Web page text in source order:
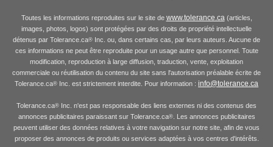
Toutes les informations reproduites sur le site de www.tolerance.ca (articles,
images, photos, logos) sont protégées par des droits de propriété intellectuelle
détenus par Tolerance.ca® Inc. ou, dans certains cas, par leurs auteurs. Aucune de
ces informations ne peut être reproduite pour un usage autre que personnel. Toute
modification, reproduction à large diffusion, traduction, vente, exploitation
commerciale ou réutilisation du contenu du site sans l'autorisation préalable écrite de
Tolerance.ca® Inc. est strictement interdite. Pour information : info@tolerance.ca
Tolerance.ca® Inc. n'est pas responsable des liens externes ni des contenus des
annonces publicitaires paraissant sur Tolerance.ca®. Les annonces publicitaires
peuvent utiliser des données relatives à votre navigation sur notre site, afin de vous
proposer des annonces de produits ou services adaptées à vos centres d'intérêts.